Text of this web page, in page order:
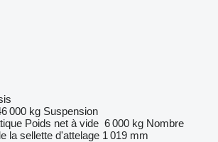
000 kg Suspension
Poids net à vide 6 000 kg Nombre
la sellette d'attelage 1 019 mm